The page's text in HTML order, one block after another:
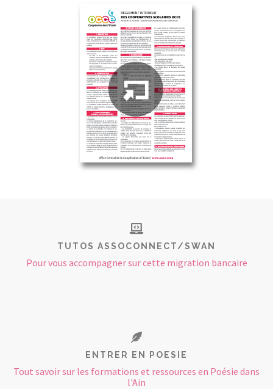
TUTOS ASSOCONNECT/SWAN
Pour vous accompagner sur cette migration bancaire
ENTRER EN POESIE
Tout savoir sur les formations et ressources en Poésie dans
l'Ain